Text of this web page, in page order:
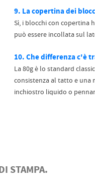
9. La copertina dei
Sì, i blocchi con copertina
può essere incollata sul
10. Che differenza c'è
La 80g è lo standard
consistenza al tatto e una
inchiostro liquido o
STAMPA.